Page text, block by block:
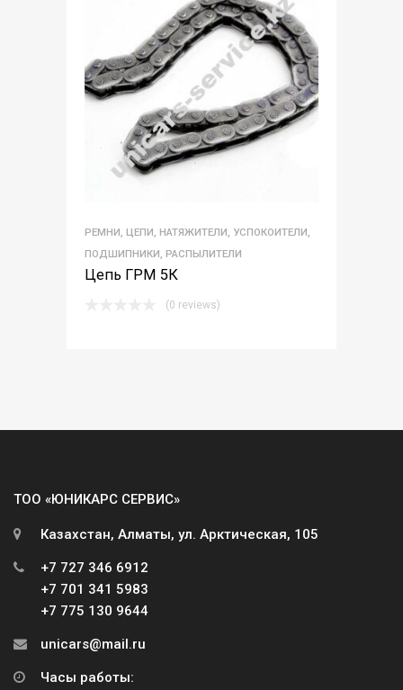
РЕМНИ, ЦЕПИ, НАТЯЖИТЕЛИ, УСПОКОИТЕЛИ,
ПОДШИПНИКИ, РАСПЫЛИТЕЛИ
Цепь ГРМ 5К
(0 reviews)
ТОО «ЮНИКАРС СЕРВИС»
Казахстан, Алматы, ул. Арктическая, 105
+7 727 346 6912
+7 701 341 5983
+7 775 130 9644
unicars@mail.ru
Часы работы: